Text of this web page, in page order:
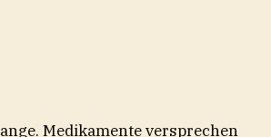
Medikamente versprechen